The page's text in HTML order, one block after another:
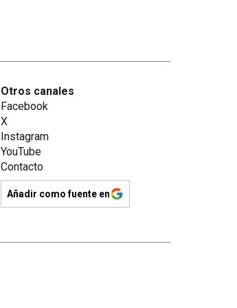
Otros canales
Facebook
X
Instagram
YouTube
Contacto
Añadir como fuente en